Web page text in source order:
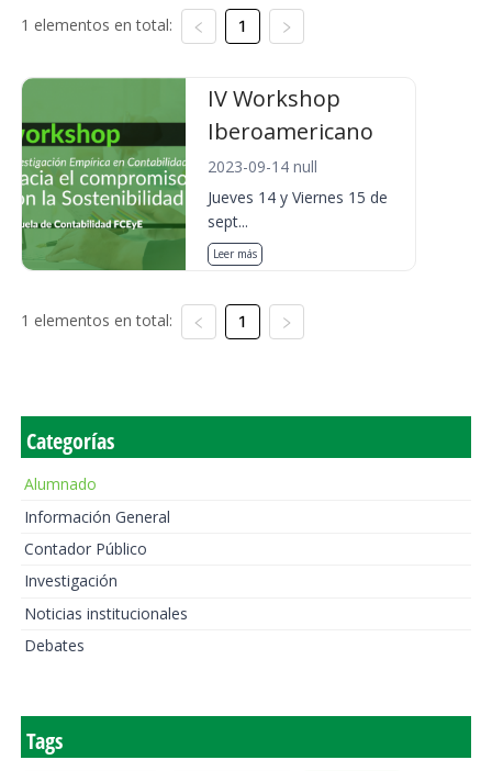
1 elementos en total: 1
IV Workshop
Iberoamericano
2023-09-14 null
Jueves 14 y Viernes 15 de
sept...
Leer más
1 elementos en total: 1
Categorías
Alumnado
Información General
Contador Público
Investigación
Noticias institucionales
Debates
Tags